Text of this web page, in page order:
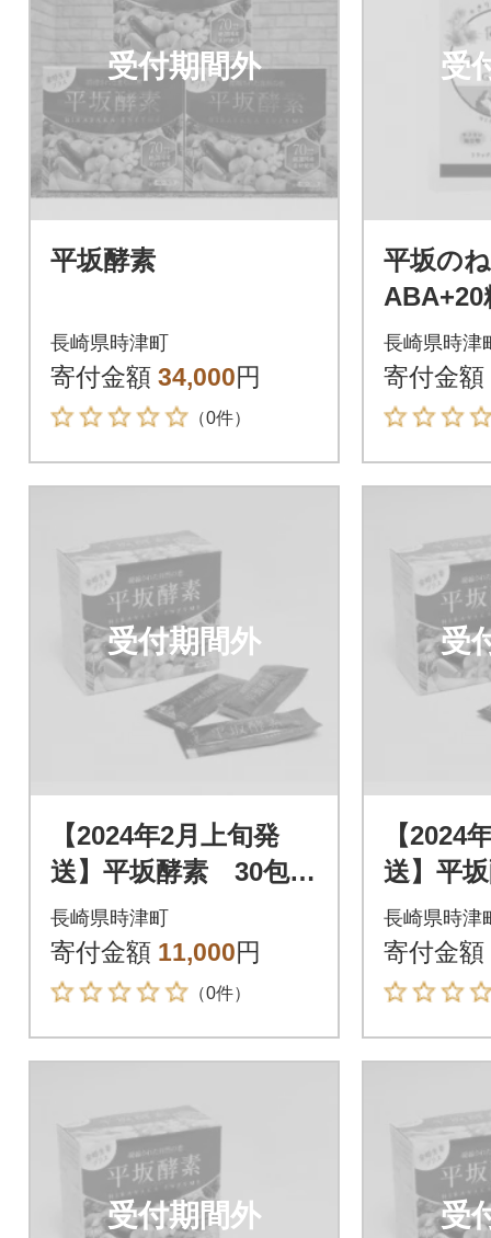
受付期間外
平坂酵素
長崎県時津町
寄付金額 34,000円
（0件）
受
平坂の
セット
長崎県時津
寄付金額
受付期間外
【2024年2月上旬発
送】平坂酵素 30包入
り
長崎県時津町
寄付金額 11,000円
（0件）
受
【2024
送】平
り
長崎県時津
寄付金額
受付期間外 受